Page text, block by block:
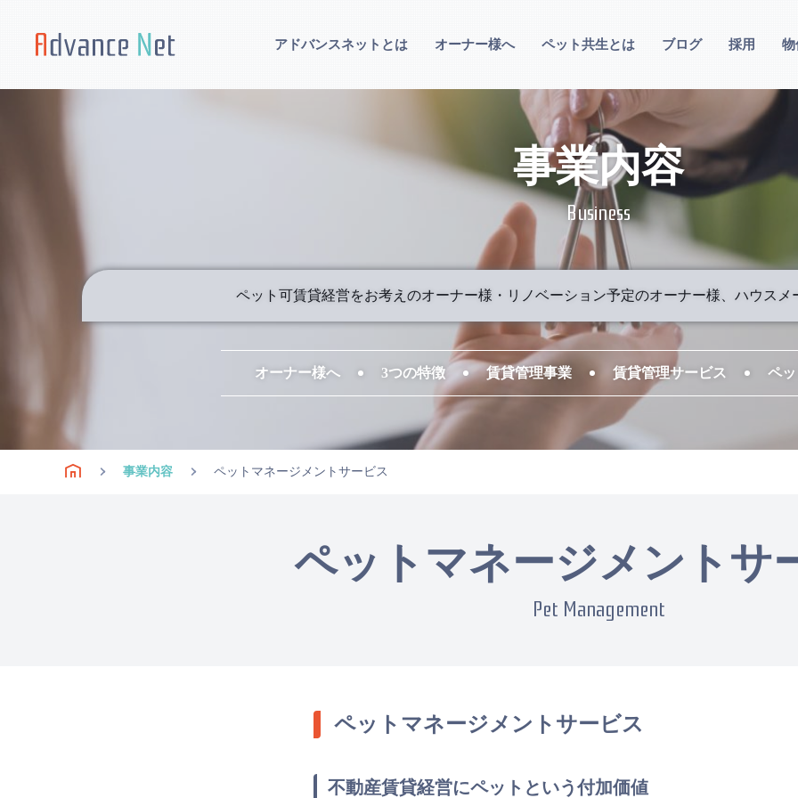
アドバンスネットとは オーナー様へ ペット共生とは ブログ 採用 物
事業内容
Business
ペット可賃貸経営をお考えのオーナー様・リノベーション予定のオーナー様、ハウス
オーナー様へ 3つの特徴 賃貸管理事業 賃貸管理サービス ペ
事業内容 ペットマネージメントサービス
ペットマネージメントサ
Pet Management
ペットマネージメントサービス
不動産賃貸経営にペットという付加価値